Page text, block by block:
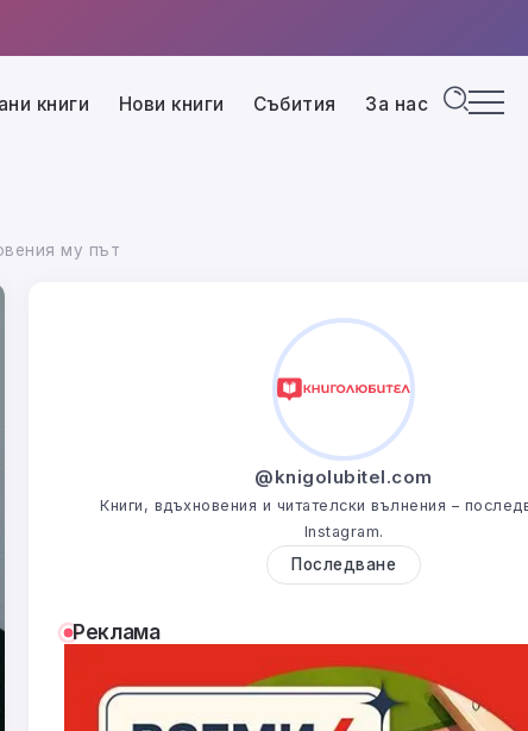
книги Нови книги Събития За нас
му път
@knigolubitel.com
Книги, вдъхновения и читателски вълнения –
Instagram.
Последване
Реклама